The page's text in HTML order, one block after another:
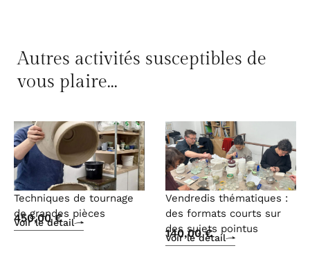
Autres activités susceptibles de
vous plaire...
Techniques de tournage
de grandes pièces
450,00€
Voir le détail
Vendredis thématiques :
des formats courts sur
des sujets pointus
140,00€
Voir le détail